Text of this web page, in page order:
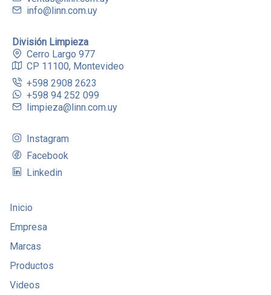
info@linn.com.uy
División Limpieza
Cerro Largo 977
CP 11100, Montevideo
+598 2908 2623
+598 94 252 099
limpieza@linn.com.uy
Instagram
Facebook
Linkedin
Inicio
Empresa
Marcas
Productos
Videos